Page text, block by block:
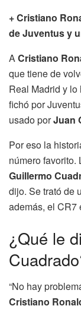
+ Cristiano
de Juventus y
A Cristiano
que tiene de
Real Madrid y
fichó por
usado porJuan
Por eso la
número favorito.
Guillermo
dijo. Se trató de
además, el CR7
¿Qué le
“No hay
Cristiano